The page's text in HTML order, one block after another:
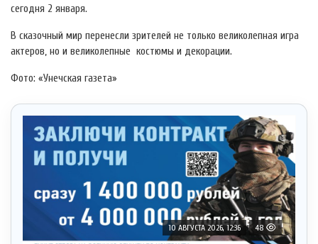
сегодня 2 января.
В сказочный мир перенесли зрителей не только великолепная игра
актеров, но и великолепные костюмы и декорации.
Фото: «Унечская газета»
10 АВГУСТА 2026, 12:36 48